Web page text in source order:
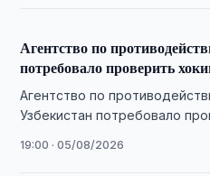
Агентство по
потребовало проверить
Агентство по
Узбекистан потребовало
после сообщений о
19:00 · 05/08/2026